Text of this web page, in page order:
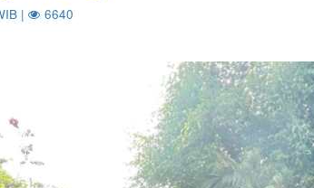
| 6640